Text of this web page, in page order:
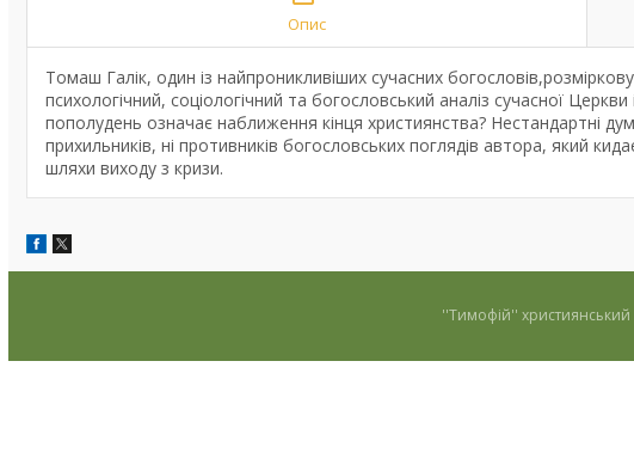
Опис
Томаш Галік, один із найпроникливіших сучасних
психологічний, соціологічний та богословський аналіз сучасної
пополудень означає наближення кінця християнства? Нестандартні
прихильників, ні противників богословських поглядів автора, який
шляхи виходу з кризи.